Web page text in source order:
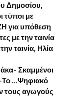
Δημοσίου,
τύποι με
για υπόθεση
με την ταινία
ταινία, Ηλία
Σκαμμένοι
Το …Ψηφιακό
τους αγωγούς